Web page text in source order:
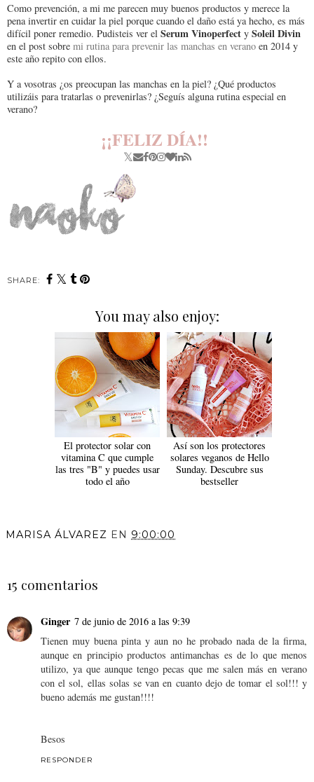
Como prevención, a mi me parecen muy buenos productos y merece la
pena invertir en cuidar la piel porque cuando el daño está ya hecho, es más
difícil poner remedio. Pudisteis ver el Serum Vinoperfect y Soleil Divin
en el post sobre mi rutina para prevenir las manchas en verano en 2014 y
este año repito con ellos.
Y a vosotras ¿os preocupan las manchas en la piel? ¿Qué productos
utilizáis para tratarlas o prevenirlas? ¿Seguís alguna rutina especial en
verano?
¡¡FELIZ DÍA!!
SHARE:
You may also enjoy:
El protector solar con
vitamina C que cumple
las tres "B" y puedes usar
todo el año
Así son los protectores
solares veganos de Hello
Sunday. Descubre sus
bestseller
MARISA ÁLVAREZ EN 9:00:00
15 comentarios
Ginger 7 de junio de 2016 a las 9:39
Tienen muy buena pinta y aun no he probado nada de la firma,
aunque en principio productos antimanchas es de lo que menos
utilizo, ya que aunque tengo pecas que me salen más en verano
con el sol, ellas solas se van en cuanto dejo de tomar el sol!!! y
bueno además me gustan!!!!
Besos
RESPONDER